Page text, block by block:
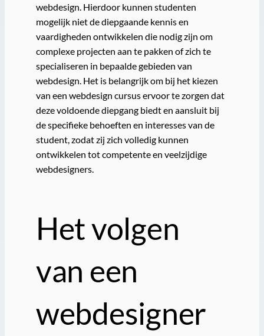
webdesign. Hierdoor kunnen studenten
mogelijk niet de diepgaande kennis en
vaardigheden ontwikkelen die nodig zijn om
complexe projecten aan te pakken of zich te
specialiseren in bepaalde gebieden van
webdesign. Het is belangrijk om bij het kiezen
van een webdesign cursus ervoor te zorgen dat
deze voldoende diepgang biedt en aansluit bij
de specifieke behoeften en interesses van de
student, zodat zij zich volledig kunnen
ontwikkelen tot competente en veelzijdige
webdesigners.
Het volgen
van een
webdesigner